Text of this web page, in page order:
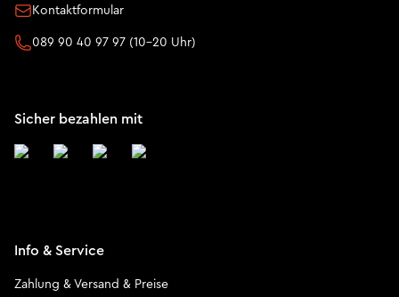
Kontaktformular
089 90 40 97 97 (10-20 Uhr)
Sicher bezahlen mit
Info & Service
Zahlung & Versand & Preise